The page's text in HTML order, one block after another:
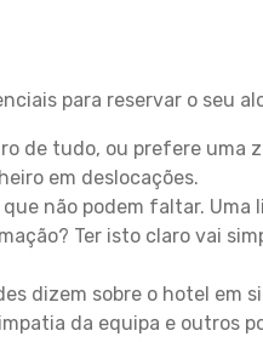
para reservar o seu
de tudo, ou prefere uma
em deslocações.
não podem faltar. Uma
Ter isto claro vai
dizem sobre o hotel em
da equipa e outros